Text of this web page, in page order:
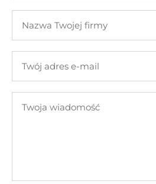
nazwisko
Twojej
adres
mail
wiadomość